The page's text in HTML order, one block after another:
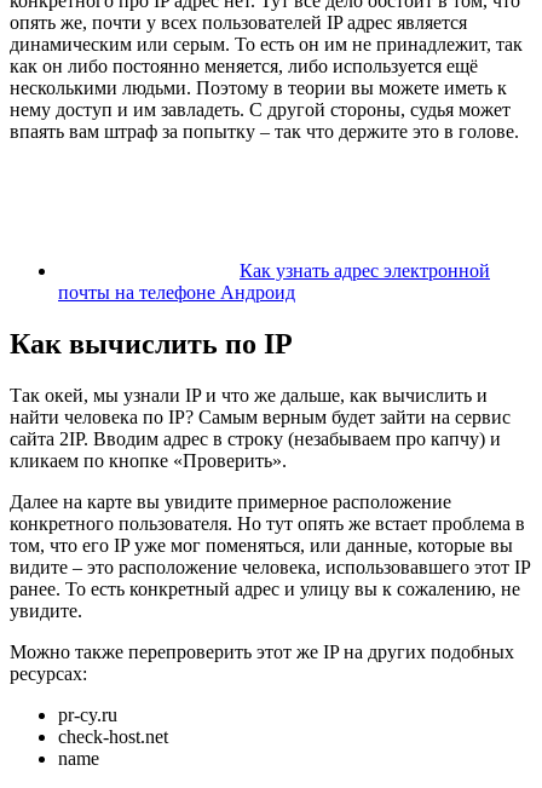
опять же, почти у всех пользователей IP адрес является
динамическим или серым. То есть он им не принадлежит, так
как он либо постоянно меняется, либо используется ещё
несколькими людьми. Поэтому в теории вы можете иметь к
нему доступ и им завладеть. С другой стороны, судья может
впаять вам штраф за попытку – так что держите это в голове.
Как узнать адрес электронной
почты на телефоне Андроид
Как вычислить по IP
Так окей, мы узнали IP и что же дальше, как вычислить и
найти человека по IP? Самым верным будет зайти на сервис
сайта 2IP. Вводим адрес в строку (незабываем про капчу) и
кликаем по кнопке «Проверить».
Далее на карте вы увидите примерное расположение
конкретного пользователя. Но тут опять же встает проблема в
том, что его IP уже мог поменяться, или данные, которые вы
видите – это расположение человека, использовавшего этот IP
ранее. То есть конкретный адрес и улицу вы к сожалению, не
увидите.
Можно также перепроверить этот же IP на других подобных
ресурсах:
pr-cy.ru
check-host.net
name